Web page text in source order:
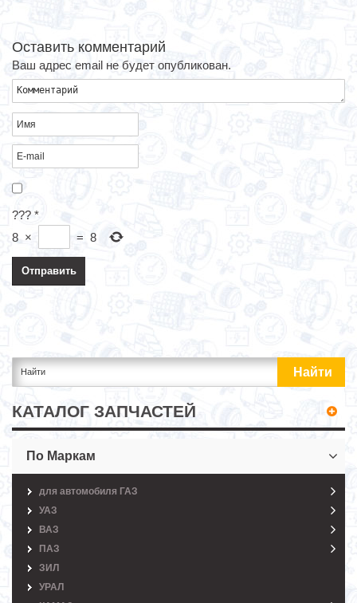
Оставить комментарий
Ваш адрес email не будет опубликован.
??? *
8 × = 8
КАТАЛОГ ЗАПЧАСТЕЙ
По Маркам
для автомобиля ГАЗ
УАЗ
ВАЗ
ПАЗ
ЗИЛ
УРАЛ